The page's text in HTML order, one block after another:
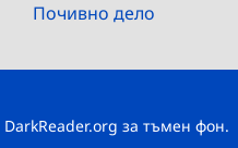
Почивно дело
DarkReader.org за тъмен фон.